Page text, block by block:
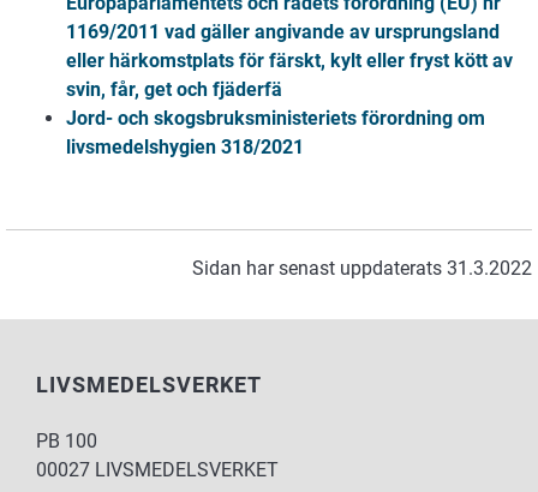
1169/2011 vad gäller angivande av ursprungsland
eller härkomstplats för färskt, kylt eller fryst kött av
svin, får, get och fjäderfä
Jord- och skogsbruksministeriets förordning om
livsmedelshygien 318/2021
Sidan har senast uppdaterats 31.3.2022
LIVSMEDELSVERKET
PB 100
00027 LIVSMEDELSVERKET